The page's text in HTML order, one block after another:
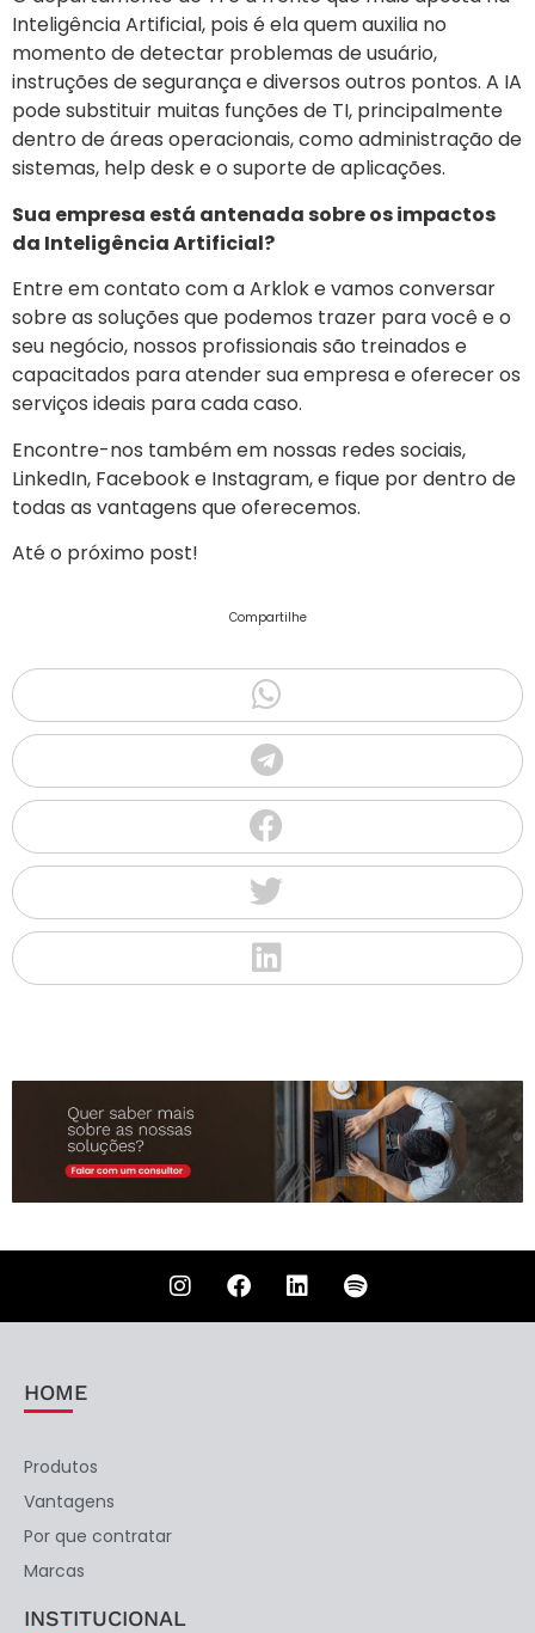
Inteligência Artificial, pois é ela quem auxilia no
momento de detectar problemas de usuário,
instruções de segurança e diversos outros pontos. A IA
pode substituir muitas funções de TI, principalmente
dentro de áreas operacionais, como administração de
sistemas, help desk e o suporte de aplicações.
Sua empresa está antenada sobre os impactos
da Inteligência Artificial?
Entre em contato com a Arklok e vamos conversar
sobre as soluções que podemos trazer para você e o
seu negócio, nossos profissionais são treinados e
capacitados para atender sua empresa e oferecer os
serviços ideais para cada caso.
Encontre-nos também em nossas redes sociais,
LinkedIn, Facebook e Instagram, e fique por dentro de
todas as vantagens que oferecemos.
Até o próximo post!
Compartilhe
HOME
Produtos
Vantagens
Por que contratar
Marcas
INSTITUCIONAL